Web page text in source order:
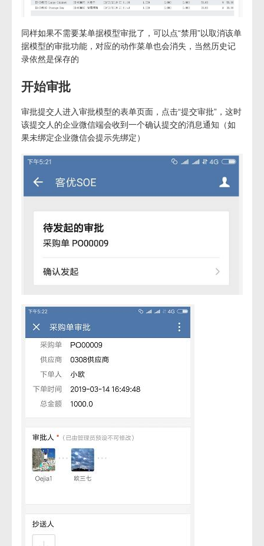
同样如果不需要某单据模型审批了，可以点“禁用”以取消该单
据模型的审批功能，对应的动作菜单也会消失，当然历史记
录依然是保存的
开始审批
审批提交人进入审批模型的表单页面，点击“提交审批”，这时
该提交人的企业微信端会收到一个确认提交的消息通知（如
果未绑定企业微信会提示先绑定）